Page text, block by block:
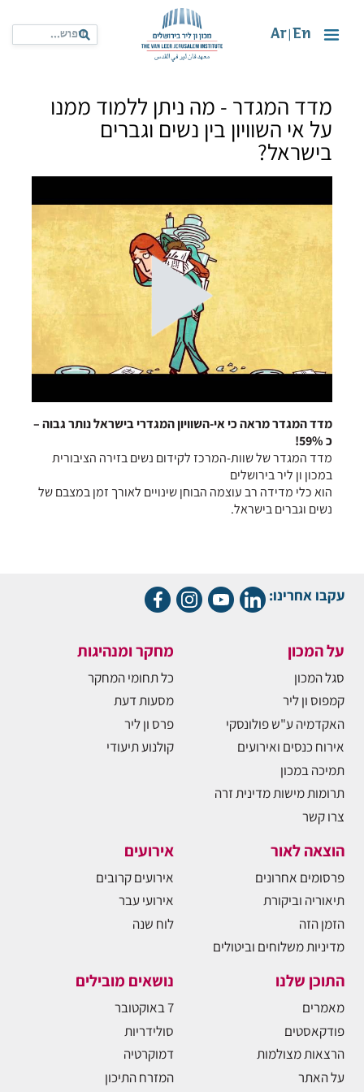
En
Ar
מדד המגדר - מה ניתן ללמוד ממנו
על אי השוויון בין נשים וגברים
בישראל?
מדד המגדר מראה כי אי-השוויון המגדרי בישראל נותר גבוה –
כ 59%!
מדד המגדר של שוות-המרכז לקידום נשים בזירה הציבורית
במכון ון ליר בירושלים
הוא כלי מדידה רב עוצמה הבוחן שינויים לאורך זמן במצבם של
נשים וגברים בישראל.
עקבו אחרינו:
על המכון
סגל המכון
קמפוס ון ליר
האקדמיה ע"ש פולונסקי
אירוח כנסים ואירועים
תמיכה במכון
תרומות מישות מדינית זרה
צרו קשר
מחקר ומנהיגות
כל תחומי המחקר
מסעות דעת
פרס ון ליר
קולנוע תיעודי
הוצאה לאור
פרסומים אחרונים
תיאוריה וביקורת
הזמן הזה
מדיניות משלוחים וביטולים
אירועים
אירועים קרובים
אירועי עבר
לוח שנה
התוכן שלנו
מאמרים
פודקאסטים
הרצאות מצולמות
על האתר
נושאים מובילים
7 באוקטובר
סולידריות
דמוקרטיה
המזרח התיכון